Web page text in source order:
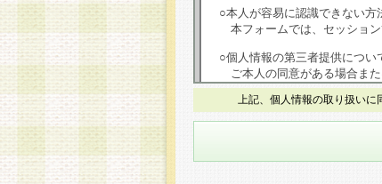
○本人が容易に認識できない方
本フォームでは、セッショ
○個人情報の第三者提供につい
ご本人の同意がある場合ま
は第三者に提供しません。
個人情報の取り扱いを外部
す企業を選定して委託を行
上記、個人情報の取り扱い